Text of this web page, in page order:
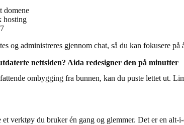
domene
hosting
og administreres gjennom chat, så du kan fokusere på
nettsiden? Aida redesigner den på minutter
ombygging fra bunnen, kan du puste lettet ut.
verktøy du bruker én gang og glemmer. Det er en